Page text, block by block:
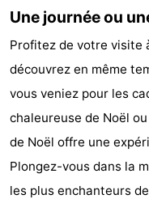
Hollande-
Septentrionale
-
Nature
Schoorlse
Duinen
Bergen
aan
-
Bergen
Une journée ou
Profitez de votre visite
découvrez en même
vous veniez pour les
chaleureuse de Noël
de Noël offre une
Plongez-vous dans la
les plus enchanteurs